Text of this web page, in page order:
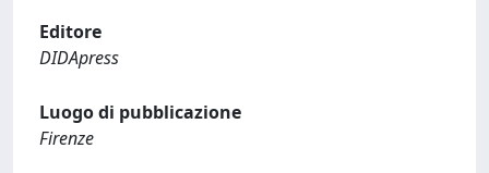
Editore
DIDApress
Luogo di pubblicazione
Firenze